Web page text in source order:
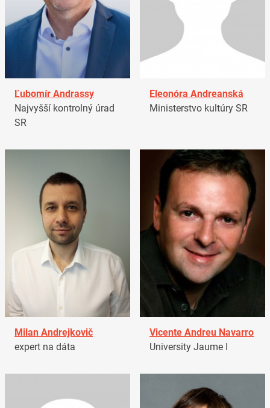
Ľubomír Andrassy
Najvyšší kontrolný úrad
SR
Eleonóra Andreanská
Ministerstvo kultúry SR
Milan Andrejkovič
expert na dáta
Vicente Andreu Navarro
University Jaume I